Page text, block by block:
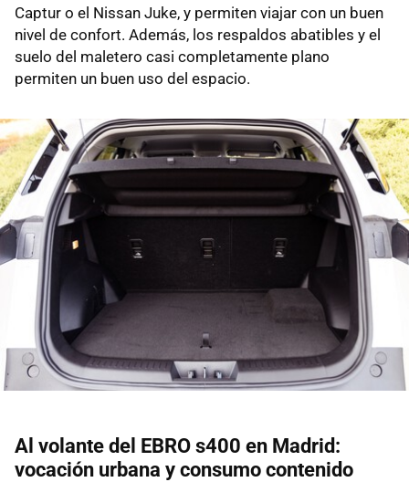
Captur o el Nissan Juke, y permiten viajar con un buen
nivel de confort. Además, los respaldos abatibles y el
suelo del maletero casi completamente plano
permiten un buen uso del espacio.
Al volante del EBRO s400 en Madrid:
vocación urbana y consumo contenido